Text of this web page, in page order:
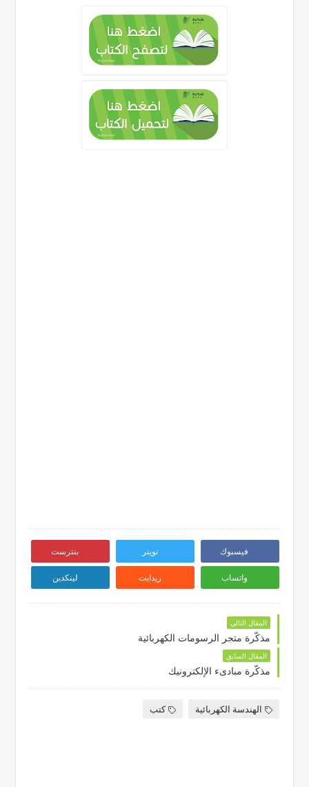
فيسبوك تويتر بنترست
واتساب ريدايت لينكدين
المقال التالي
مذكّرة متجر الرسومات الكهربائية
المقال السابق
مذكّرة مبادىء الإلكترونيك
الهندسة الكهربائية كتب